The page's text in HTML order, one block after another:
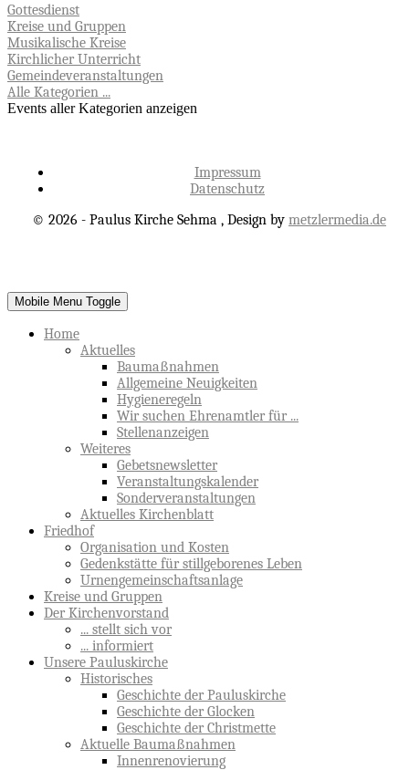
Gottesdienst
Kreise und Gruppen
Musikalische Kreise
Kirchlicher Unterricht
Gemeindeveranstaltungen
Alle Kategorien ...
Events aller Kategorien anzeigen
Impressum
Datenschutz
© 2026 - Paulus Kirche Sehma , Design by metzlermedia.de
Mobile Menu Toggle
Home
Aktuelles
Baumaßnahmen
Allgemeine Neuigkeiten
Hygieneregeln
Wir suchen Ehrenamtler für ...
Stellenanzeigen
Weiteres
Gebetsnewsletter
Veranstaltungskalender
Sonderveranstaltungen
Aktuelles Kirchenblatt
Friedhof
Organisation und Kosten
Gedenkstätte für stillgeborenes Leben
Urnengemeinschaftsanlage
Kreise und Gruppen
Der Kirchenvorstand
... stellt sich vor
... informiert
Unsere Pauluskirche
Historisches
Geschichte der Pauluskirche
Geschichte der Glocken
Geschichte der Christmette
Aktuelle Baumaßnahmen
Innenrenovierung